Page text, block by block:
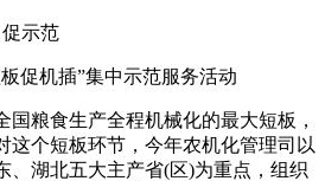
示范
促机插”集中示范服务活动
国粮食生产全程机械化的最大短板，
这个短板环节，今年农机化管理司以
、湖北五大主产省(区)为重点，组织